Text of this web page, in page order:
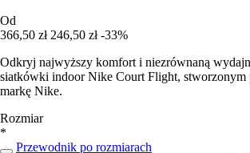
Od
366,50 zł 246,50 zł -33%
Odkryj najwyższy komfort i niezrównaną
siatkówki indoor Nike Court Flight, stworzonym
markę Nike.
Rozmiar
*
Przewodnik po rozmiarach